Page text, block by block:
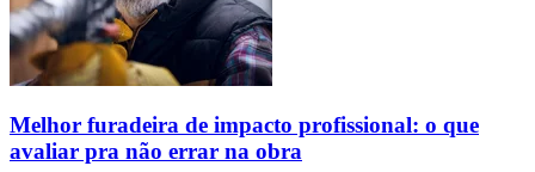
Melhor furadeira de impacto profissional: o que
avaliar pra não errar na obra